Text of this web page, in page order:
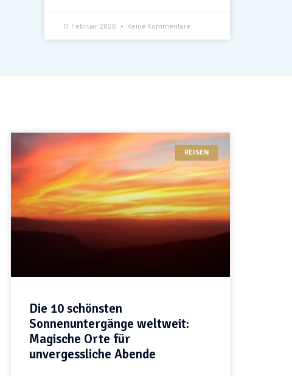
17. Februar 2026 Keine Kommentare
REISEN
Die 10 schönsten
Sonnenuntergänge weltweit:
Magische Orte für
unvergessliche Abende